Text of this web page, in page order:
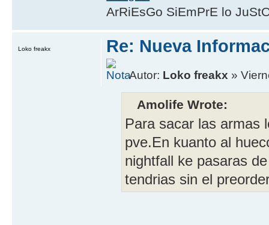
ArRiEsGo SiEmPrE lo
Re: Nueva
Autor: Loko freakx »
Amolife Wrote:
Para sacar las armas
pve.En kuanto al
nightfall ke pasaras
tendrias sin el
Loko freakx